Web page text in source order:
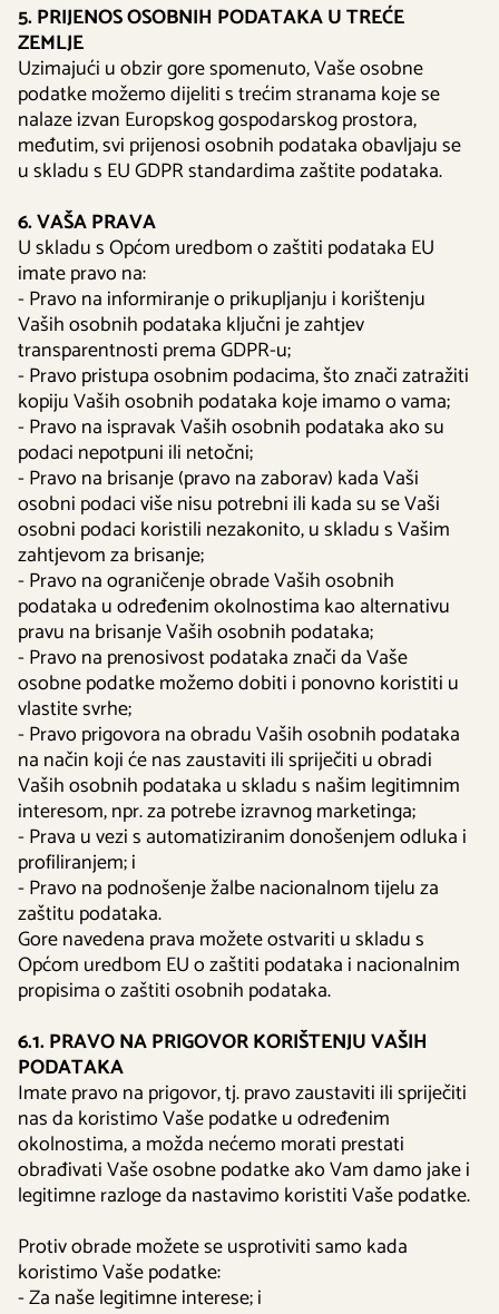
5. PRIJENOS OSOBNIH PODATAKA U TREĆE
ZEMLJE
Uzimajući u obzir gore spomenuto, Vaše osobne
podatke možemo dijeliti s trećim stranama koje se
nalaze izvan Europskog gospodarskog prostora,
međutim, svi prijenosi osobnih podataka obavljaju se
u skladu s EU GDPR standardima zaštite podataka.
6. VAŠA PRAVA
U skladu s Općom uredbom o zaštiti podataka EU
imate pravo na:
- Pravo na informiranje o prikupljanju i korištenju
Vaših osobnih podataka ključni je zahtjev
transparentnosti prema GDPR-u;
- Pravo pristupa osobnim podacima, što znači zatražiti
kopiju Vaših osobnih podataka koje imamo o vama;
- Pravo na ispravak Vaših osobnih podataka ako su
podaci nepotpuni ili netočni;
- Pravo na brisanje (pravo na zaborav) kada Vaši
osobni podaci više nisu potrebni ili kada su se Vaši
osobni podaci koristili nezakonito, u skladu s Vašim
zahtjevom za brisanje;
- Pravo na ograničenje obrade Vaših osobnih
podataka u određenim okolnostima kao alternativu
pravu na brisanje Vaših osobnih podataka;
- Pravo na prenosivost podataka znači da Vaše
osobne podatke možemo dobiti i ponovno koristiti u
vlastite svrhe;
- Pravo prigovora na obradu Vaših osobnih podataka
na način koji će nas zaustaviti ili spriječiti u obradi
Vaših osobnih podataka u skladu s našim legitimnim
interesom, npr. za potrebe izravnog marketinga;
- Prava u vezi s automatiziranim donošenjem odluka i
profiliranjem; i
- Pravo na podnošenje žalbe nacionalnom tijelu za
zaštitu podataka.
Gore navedena prava možete ostvariti u skladu s
Općom uredbom EU o zaštiti podataka i nacionalnim
propisima o zaštiti osobnih podataka.
6.1. PRAVO NA PRIGOVOR KORIŠTENJU VAŠIH
PODATAKA
Imate pravo na prigovor, tj. pravo zaustaviti ili spriječiti
nas da koristimo Vaše podatke u određenim
okolnostima, a možda nećemo morati prestati
obrađivati Vaše osobne podatke ako Vam damo jake i
legitimne razloge da nastavimo koristiti Vaše podatke.
Protiv obrade možete se usprotiviti samo kada
koristimo Vaše podatke:
- Za naše legitimne interese; i